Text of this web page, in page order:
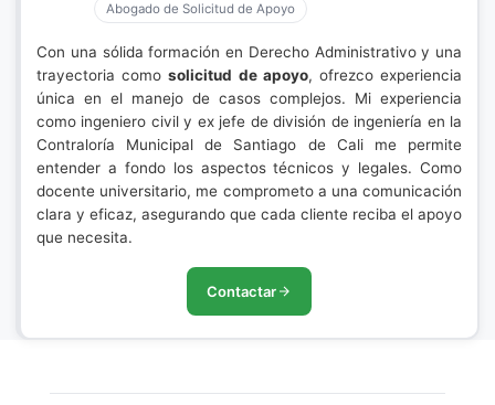
Abogado de Solicitud de Apoyo
Con una sólida formación en Derecho Administrativo y una
trayectoria comosolicitud de apoyo, ofrezco experiencia
única en el manejo de casos complejos. Mi experiencia
como ingeniero civil y ex jefe de división de ingeniería en la
Contraloría Municipal de Santiago de Cali me permite
entender a fondo los aspectos técnicos y legales. Como
docente universitario, me comprometo a una comunicación
clara y eficaz, asegurando que cada cliente reciba el apoyo
que necesita.
Contactar